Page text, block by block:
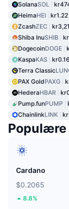
SolanaSOL
HeimaHEI kr1.22
ZcashZEC
Shiba InuSHIB
DogecoinDOGE
KaspaKAS
Terra Classic
PAX GoldPAXG
HederaHBAR
Pump.funPUMP
ChainlinkLINK
Populære
Cardano
$0.2065
8.8%